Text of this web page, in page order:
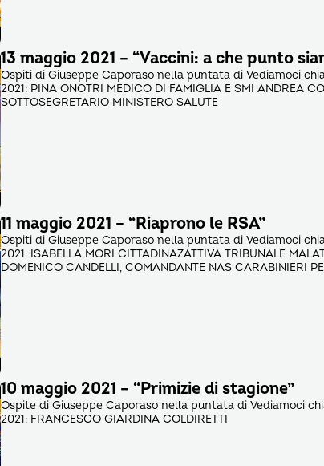
13 maggio 2021 – “Vaccini: a che punto
Ospiti di Giuseppe Caporaso nella puntata di Vediamoci
2021: PINA ONOTRI MEDICO DI FAMIGLIA E SMI ANDREA
SOTTOSEGRETARIO MINISTERO SALUTE
11 maggio 2021 – “Riaprono le RSA”
Ospiti di Giuseppe Caporaso nella puntata di Vediamoci
2021: ISABELLA MORI CITTADINAZATTIVA TRIBUNALE
DOMENICO CANDELLI, COMANDANTE NAS CARABINIERI
10 maggio 2021 – “Primizie di stagione”
Ospite di Giuseppe Caporaso nella puntata di Vediamoci
2021: FRANCESCO GIARDINA COLDIRETTI